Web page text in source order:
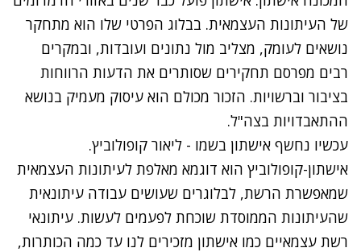
של העיתונות העצמאית. בבלוג הפרטי שלו הוא מתחקר
נושאים לעומק, מצליב מול נתונים ועובדות, ובמקרים
רבים מפרסם תחקירים שסותרים את הדעות הרווחות
בציבור וברשויות. הזכור מכולם הוא עיסוק מעמיק בנושא
ההתאבדויות בצה"ל.
עכשיו נחשף אישתון בשמו - ליאור קופולוביץ.
אישתון-קופולוביץ הוא דוגמא מאלפת לעיתונות העצמאית
שמאפשרת הרשת, לבלוגרים שעושים עבודה עיתונאית
שהעיתונות הממוסדת שוכחת לפעמים לעשות. עיתונאי
רשת עצמאיים כמו אישתון מזכירים לנו עד כמה הכותרות,